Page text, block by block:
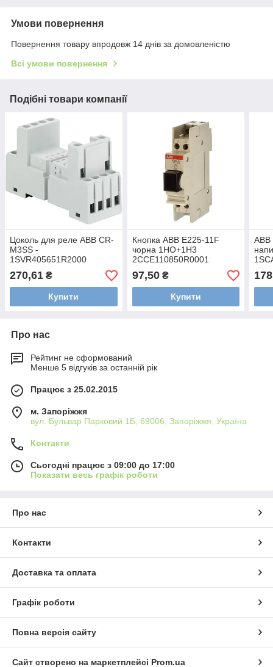
Умови повернення
Повернення товару впродовж 14 днів за домовленістю
Всі умови повернення
Подібні товари компанії
Цоколь для реле ABB CR-
M3SS -
1SVR405651R2000
270,61 ₴
Купити
Кнопка ABB Е225-11F
чорна 1НО+1Н3
2CCE110850R0001
97,50₴
Купити
ABB
Про нас
Рейтинг не сформований
Менше 5 відгуків за останній рік
Працює з 25.02.2015
м. Запоріжжя
вул. Бульвар Парковий 1Б; 69006, Запоріжжя, Україна
Контакти
Сьогодні працює з 09:00 до 17:00
Показати весь графік роботи
Про нас
Контакти
Доставка та оплата
Графік роботи
Повна версія сайту
Сайт створено на маркетплейсі Prom.ua